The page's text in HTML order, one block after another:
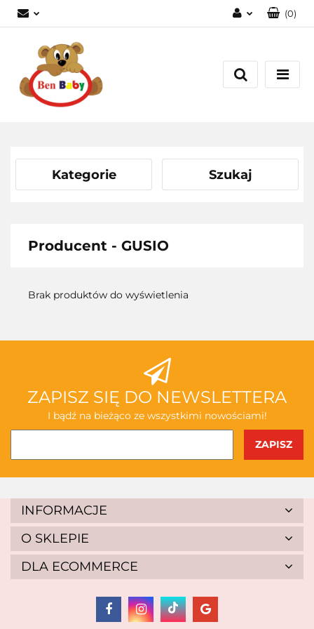
Zarejestruj się
Dodaj zgłoszenie
(0)
Kategorie Szukaj
Producent - GUSIO
Brak produktów do wyświetlenia
ZAPISZ SIĘ DO NEWSLETTERA
I bądź na bieżąco ze wszystkimi nowościami!
INFORMACJE
O SKLEPIE
DLA ECOMMERCE